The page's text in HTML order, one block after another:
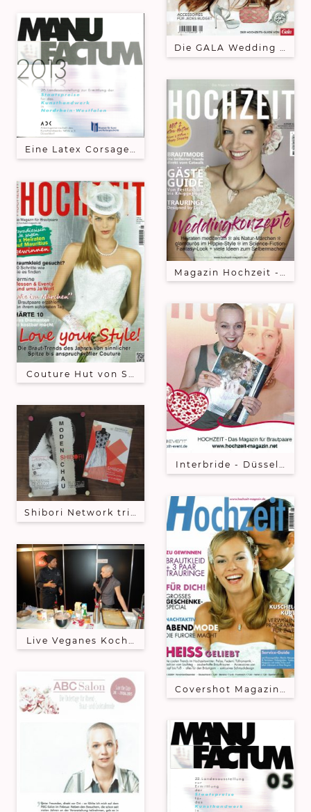
Eine Latex Corsage von Sky ist Teil der 26.
Couture Hut von Sky Lange-Ford auf dem Cover
Shibori Network trifft Stadtmuseum Trier 2017
Live Veganes Kochen mit Björn Moschinski
Die GALA Wedding
Magazin Hochzeit -
Interbride - Düsseldorf -
Covershot Magazin